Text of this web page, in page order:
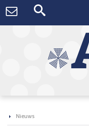
Nieuws